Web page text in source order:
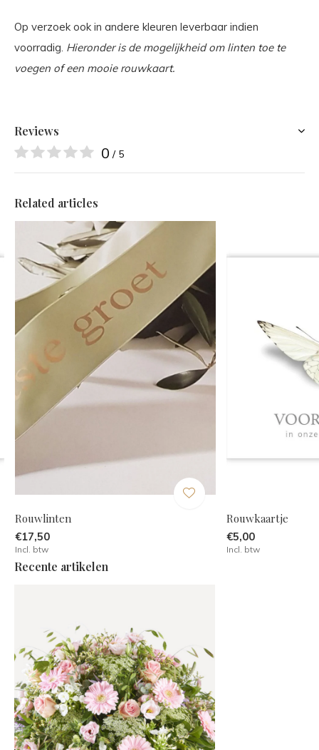
Op verzoek ook in andere kleuren leverbaar indien
voorradig. Hieronder is de mogelijkheid om linten toe te
voegen of een mooie rouwkaart.
Reviews
0 / 5
Related articles
Rouwlinten
€17,50
Incl. btw
Rouwkaartje
€5,00
Incl. btw
Recente artikelen